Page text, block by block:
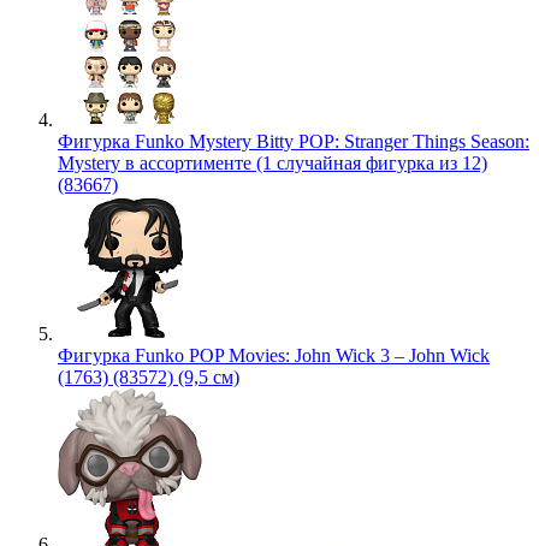
Фигурка Funko Mystery Bitty POP: Stranger Things Season:
Mystery в ассортименте (1 случайная фигурка из 12)
(83667)
Фигурка Funko POP Movies: John Wick 3 – John Wick
(1763) (83572) (9,5 см)